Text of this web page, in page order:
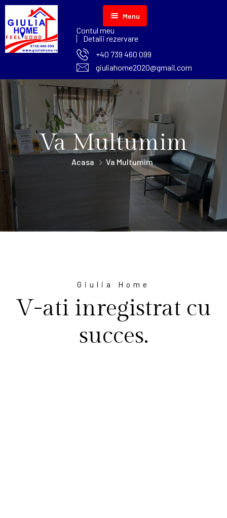
Contul meu
Detalii rezervare
+40 739 460 099
giuliahome2020@gmail.com
Menu
Acasa
Despre noi
Camere
Camera Twin
Camera Dubla
Camera Tripla
Apartament
Contact
Va Multumim
Acasa Va Multumim
Giulia Home
V-ati inregistrat cu
succes.